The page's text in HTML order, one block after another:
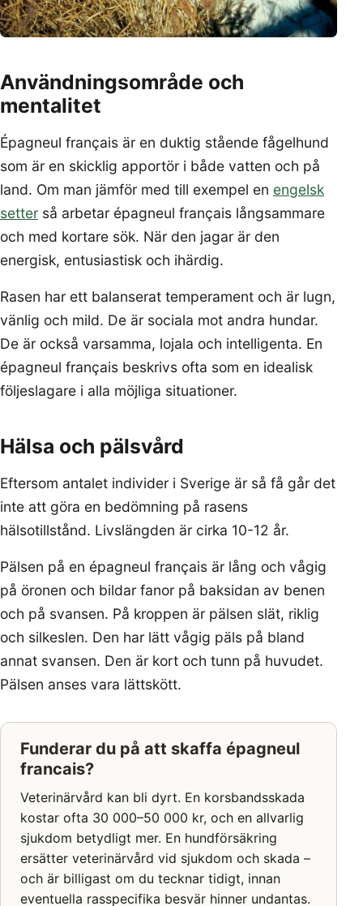
Användningsområde och
mentalitet
Épagneul français är en duktig stående fågelhund
som är en skicklig apportör i både vatten och på
land. Om man jämför med till exempel en engelsk
setter så arbetar épagneul français långsammare
och med kortare sök. När den jagar är den
energisk, entusiastisk och ihärdig.
Rasen har ett balanserat temperament och är lugn,
vänlig och mild. De är sociala mot andra hundar.
De är också varsamma, lojala och intelligenta. En
épagneul français beskrivs ofta som en idealisk
följeslagare i alla möjliga situationer.
Hälsa och pälsvård
Eftersom antalet individer i Sverige är så få går det
inte att göra en bedömning på rasens
hälsotillstånd. Livslängden är cirka 10-12 år.
Pälsen på en épagneul français är lång och vågig
på öronen och bildar fanor på baksidan av benen
och på svansen. På kroppen är pälsen slät, riklig
och silkeslen. Den har lätt vågig päls på bland
annat svansen. Den är kort och tunn på huvudet.
Pälsen anses vara lättskött.
Funderar du på att skaffa épagneul
francais?
Veterinärvård kan bli dyrt. En korsbandsskada
kostar ofta 30 000–50 000 kr, och en allvarlig
sjukdom betydligt mer. En hundförsäkring
ersätter veterinärvård vid sjukdom och skada –
och är billigast om du tecknar tidigt, innan
eventuella rasspecifika besvär hinner undantas.